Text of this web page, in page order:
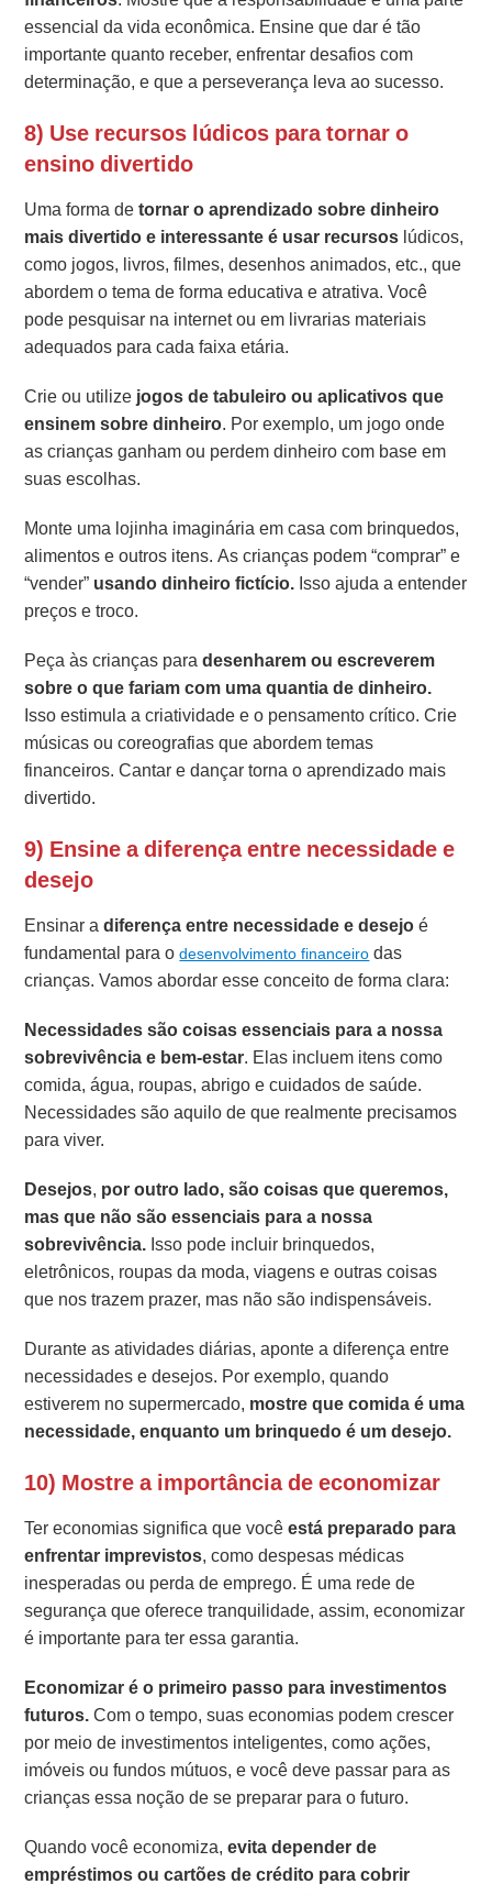
essencial da vida econômica. Ensine que dar é tão
importante quanto receber, enfrentar desafios com
determinação, e que a perseverança leva ao sucesso.
8) Use recursos lúdicos para tornar o
ensino divertido
Uma forma detornar o aprendizado sobre dinheiro
mais divertido e interessante é usar recursos lúdicos,
como jogos, livros, filmes, desenhos animados, etc., que
abordem o tema de forma educativa e atrativa. Você
pode pesquisar na internet ou em livrarias materiais
adequados para cada faixa etária.
Crie ou utilize jogos de tabuleiro ou aplicativos que
ensinem sobre dinheiro. Por exemplo, um jogo onde
as crianças ganham ou perdem dinheiro com base em
suas escolhas.
Monte uma lojinha imaginária em casa com brinquedos,
alimentos e outros itens. As crianças podem “comprar” e
“vender” usando dinheiro fictício. Isso ajuda a entender
preços e troco.
Peça às crianças paradesenharem ou escreverem
sobre o que fariam com uma quantia de dinheiro.
Isso estimula a criatividade e o pensamento crítico. Crie
músicas ou coreografias que abordem temas
financeiros. Cantar e dançar torna o aprendizado mais
divertido.
9) Ensine a diferença entre necessidade e
desejo
Ensinar adiferença entre necessidade e desejoé
fundamental para odesenvolvimento financeiro das
crianças. Vamos abordar esse conceito de forma clara:
Necessidadessão coisas essenciais para a nossa
sobrevivência e bem-estar. Elas incluem itens como
comida, água, roupas, abrigo e cuidados de saúde.
Necessidades são aquilo de que realmente precisamos
para viver.
Desejos, por outro lado, são coisas que queremos,
mas que não são essenciais para a nossa
sobrevivência. Isso pode incluir brinquedos,
eletrônicos, roupas da moda, viagens e outras coisas
que nos trazem prazer, mas não são indispensáveis.
Durante as atividades diárias, aponte a diferença entre
necessidades e desejos. Por exemplo, quando
estiverem no supermercado, mostre que comida é uma
necessidade, enquanto um brinquedo é um desejo.
10) Mostre a importância de economizar
Ter economias significa que vocêestá preparado para
enfrentar imprevistos, como despesas médicas
inesperadas ou perda de emprego. É uma rede de
segurança que oferece tranquilidade, assim, economizar
é importante para ter essa garantia.
Economizar é o primeiro passo para investimentos
futuros.Com o tempo, suas economias podem crescer
por meio de investimentos inteligentes, como ações,
imóveis ou fundos mútuos, e você deve passar para as
crianças essa noção de se preparar para o futuro.
Quando você economiza,evita depender de
empréstimos ou cartões de crédito para cobrir